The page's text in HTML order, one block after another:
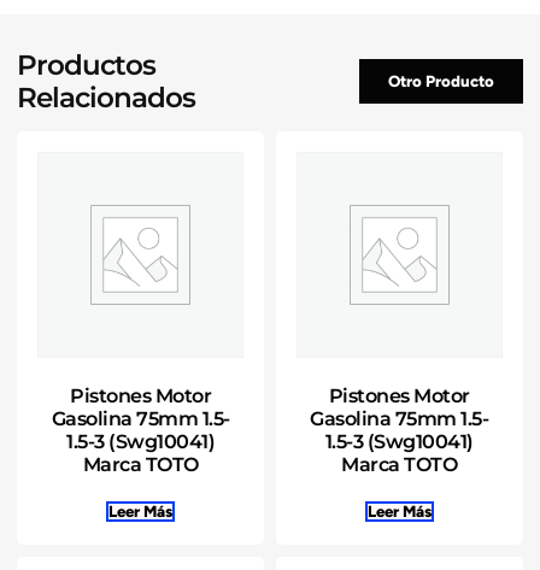
Productos
Relacionados
Otro Producto
Pistones Motor
Gasolina 75mm 1.5-
1.5-3 (Swg10041)
Marca TOTO
Leer Más
Pistones Motor
Gasolina 75mm 1.5-
1.5-3 (Swg10041)
Marca TOTO
Leer Más